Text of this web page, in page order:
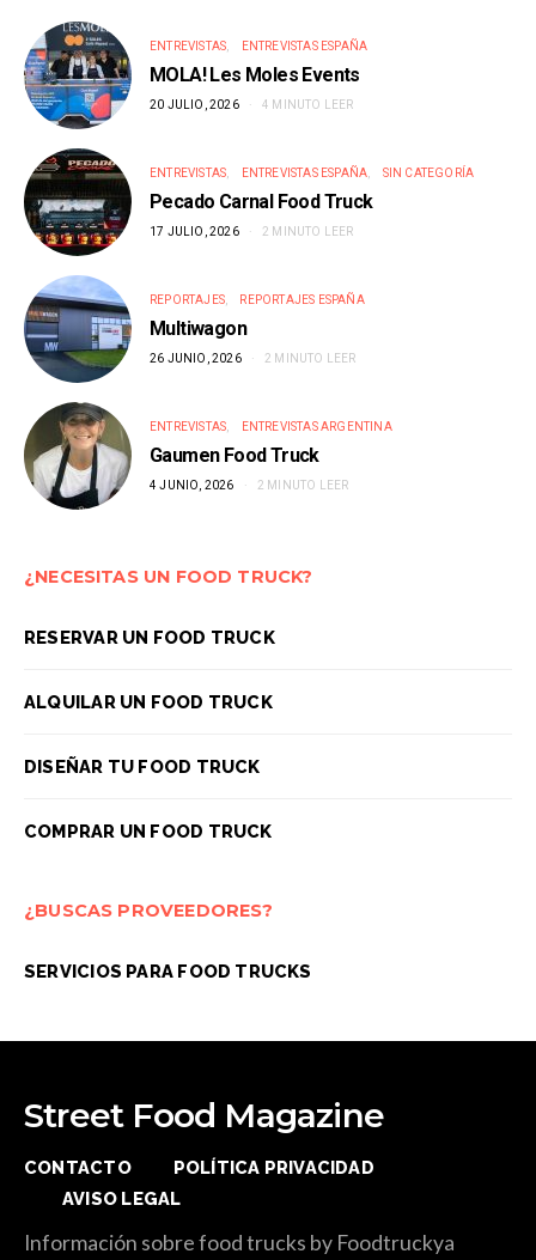
ENTREVISTAS ENTREVISTAS ESPAÑA
MOLA! Les Moles Events
20 JULIO, 2026 4 MINUTO LEER
ENTREVISTAS ENTREVISTAS ESPAÑA SIN CATEGORÍA
Pecado Carnal Food Truck
17 JULIO, 2026 2 MINUTO LEER
REPORTAJES REPORTAJES ESPAÑA
Multiwagon
26 JUNIO, 2026 2 MINUTO LEER
ENTREVISTAS ENTREVISTAS ARGENTINA
Gaumen Food Truck
4 JUNIO, 2026 2 MINUTO LEER
¿NECESITAS UN FOOD TRUCK?
RESERVAR UN FOOD TRUCK
ALQUILAR UN FOOD TRUCK
DISEÑAR TU FOOD TRUCK
COMPRAR UN FOOD TRUCK
¿BUSCAS PROVEEDORES?
SERVICIOS PARA FOOD TRUCKS
Street Food Magazine
CONTACTO
POLÍTICA PRIVACIDAD
AVISO LEGAL
Información sobre food trucks by Foodtruckya